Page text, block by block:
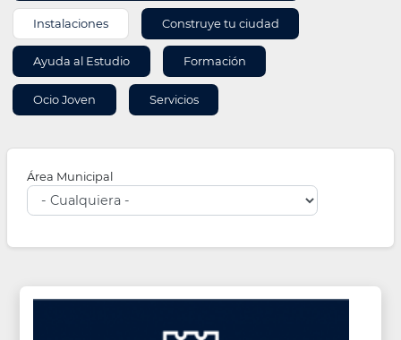
Instalaciones Construye tu ciudad
Ayuda al Estudio Formación
Ocio Joven Servicios
Área Municipal